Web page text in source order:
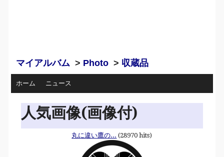
マイアルバム > Photo > 収蔵品
ホーム ニュース
人気画像(画像付)
丸に違い鷹の... (28970 hits)